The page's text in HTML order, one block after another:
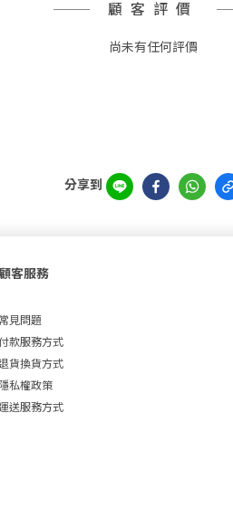
顧客評價
尚未有任何評價
分享到
顧客服務
常見問題
款服務方式
貨換貨方式
隱私權政策
送服務方式